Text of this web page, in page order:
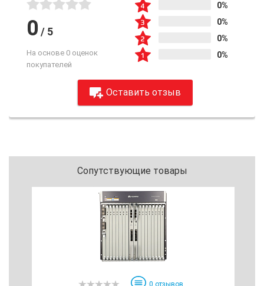
0 / 5
На основе 0 оценок
покупателей
0%
0%
0%
0%
Оставить отзыв
Сопутствующие товары